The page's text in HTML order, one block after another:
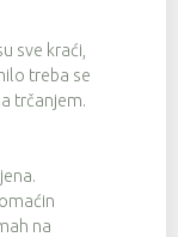
sve kraći,
treba se
trčanjem.
na